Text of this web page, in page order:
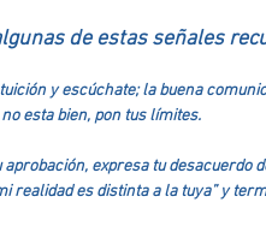
de estas señales
y escúchate; la buena
esta bien, pon tus límites.
aprobación, expresa tu desacuerdo
realidad es distinta a la tuya” y